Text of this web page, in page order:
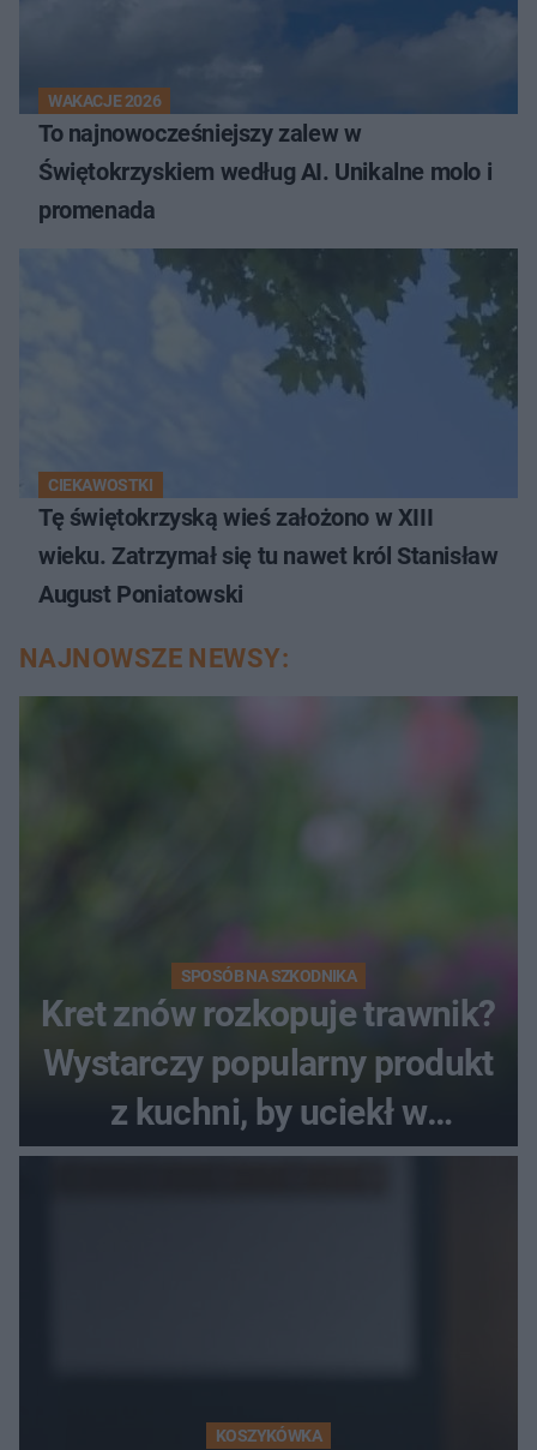
WAKACJE 2026
To najnowocześniejszy zalew w
Świętokrzyskiem według AI. Unikalne molo i
promenada
CIEKAWOSTKI
Tę świętokrzyską wieś założono w XIII
wieku. Zatrzymał się tu nawet król Stanisław
August Poniatowski
NAJNOWSZE NEWSY:
SPOSÓB NA SZKODNIKA
Kret znów rozkopuje trawnik?
Wystarczy popularny produkt
z kuchni, by uciekł w
popłochu
KOSZYKÓWKA